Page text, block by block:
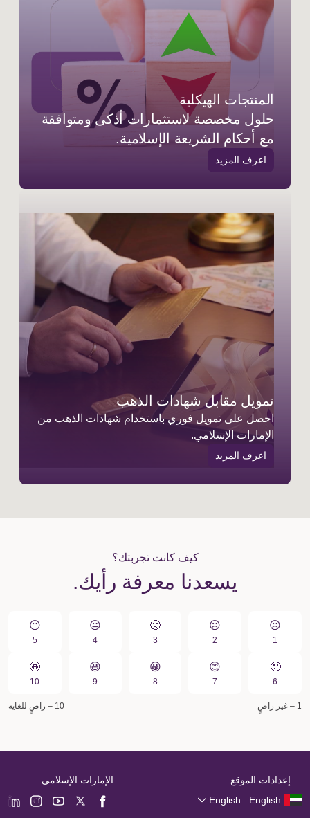
المنتجات الهيكلية
حلول مخصصة لاستثمارات أذكى ومتوافقة
مع أحكام الشريعة الإسلامية.
اعرف المزيد
تمويل مقابل شهادات الذهب
احصل على تمويل فوري باستخدام شهادات الذهب من
الإمارات الإسلامي.
اعرف المزيد
كيف كانت تجربتك؟
يسعدنا معرفة رأيك.
☹️
1
☹️
2
🙁️
3
😐
4
😶
5
🙂
6
😊
7
😀️
8
😃
9
🤩
10
1 – غير راضٍ 10 – راضٍ للغاية
إعدادات الموقع
English : English
الإمارات الإسلامي